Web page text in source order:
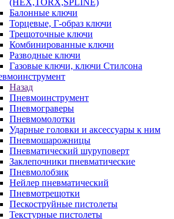
(HEX,TORX,SPLINE)
Балонные ключи
Торцевые, Г-образ ключи
Трещоточные ключи
Комбинированные ключи
Разводные ключи
Газовые ключи, ключи Стилсона
Назад
Пневмоинструмент
Пневмограверы
Пневмомолотки
Ударные головки и аксессуары к ним
Пневмошарожницы
Пневматический шуруповерт
Заклепочники пневматические
Пневмолобзик
Нейлер пневматический
Пневмотрещотки
Пескоструйные пистолеты
Текстурные пистолеты